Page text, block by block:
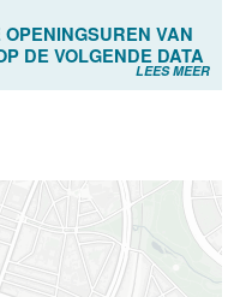
VAN
DE VOLGENDE DATA
LEES MEER